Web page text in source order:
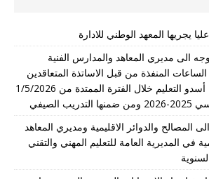
يجريها المعهد الوطني للادارة
رقم 2026/24 موجه الى مديري المعاهد والمدارس الفنية
المنفذة من قبل الاساتذة المتعاقدين
للتدريس بالساعة الذين أسدو التعليم خلال الفترة الممتدة من 1/5/2026
الصيفي
23 موجه الى المصالح والدوائر الاقليمية ومديري المعاهد
في المديرية العامة للتعليم المهني والتقني